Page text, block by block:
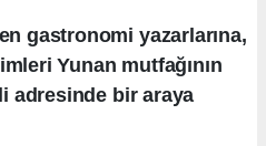
gastronomi yazarlarına,
Yunan mutfağının
adresinde bir araya